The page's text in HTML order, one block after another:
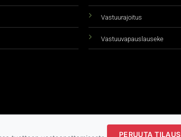
Vastuurajoitus
Vastuuvapauslauseke
Copyright 2026 ©taidepiste.fi PERUUTA TILAUS